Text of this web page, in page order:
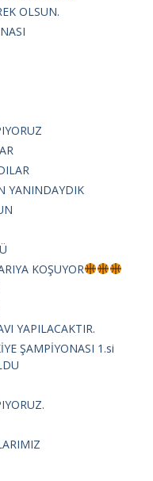
OLSUN.
YANINDAYDIK
KOŞUYOR
YAPILACAKTIR.
ŞAMPİYONASI 1.si